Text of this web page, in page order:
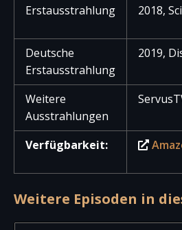
Erstausstrahlung 2018,
Deutsche
Erstausstrahlung
2019,
Weitere
Ausstrahlungen
Verfügbarkeit:
Weitere Episoden in